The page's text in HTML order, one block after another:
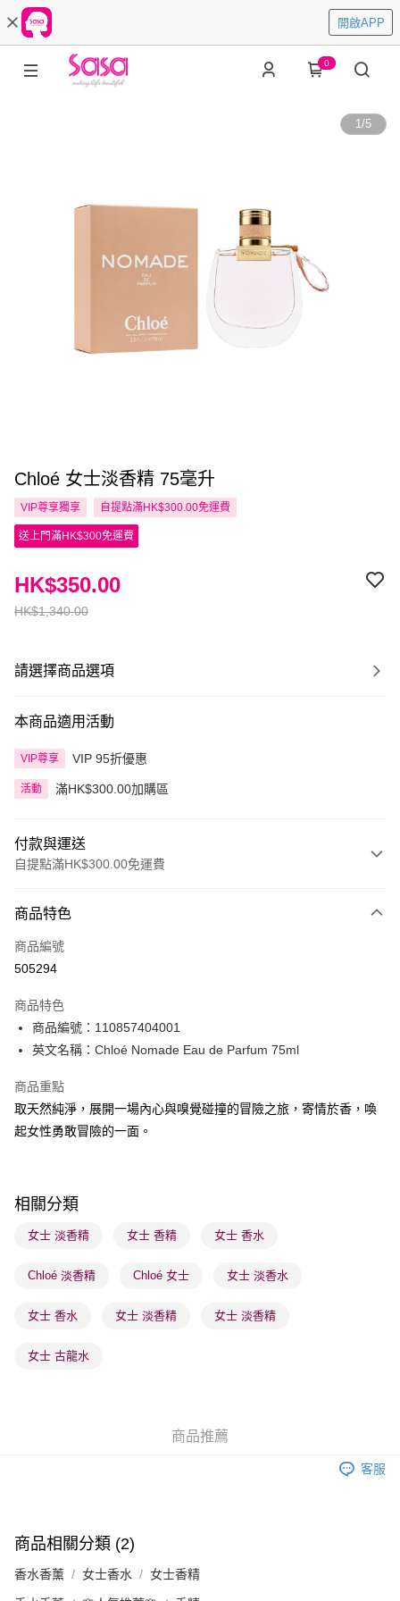
開啟APP
0
1/5
Chloé 女士淡香精 75毫升
VIP尊享獨享 自提點滿HK$300.00免運費
送上門滿HK$300免運費
HK$1,340.00
HK$350.00
請選擇商品選項
本商品適用活動
VIP尊享 VIP 95折優惠
活動 滿HK$300.00加購區
付款與運送
自提點滿HK$300.00免運費
信用卡
Apple Pay
PayMe
WeChat Pay
BoC Pay
送貨方式
每筆HK$65.00，滿HK$300.00或以上免運費
確認發貨後1-3 工作天送達，訂單將隨機分配至SF順豐速運或京東
每筆HK$65.00，滿HK$300.00或以上免運費
(香港門市) 只顯示可選門市。確認發貨後2-5個工作天到店，3天內
(澳門門市) 只顯示可選門市。確認發貨後2-5個工作天到店，3天內
商品特色
商品編號
505294
商品特色
商品編號：110857404001
英文名稱：Chloé Nomade Eau de Parfum 75ml
商品重點
取天然純淨，展開一場內心與嗅覺碰撞的冒險之旅，寄情於香，喚
起女性勇敢冒險的一面。
相關分類
女士 淡香精 女士 香精 女士 香水
Chloé 淡香精 Chloé 女士 女士 淡香水
女士 香水 女士 淡香精 女士 淡香精
女士 古龍水
商品推薦
客服
商品相關分類 (2)
香水香薰 女士香水 女士香精